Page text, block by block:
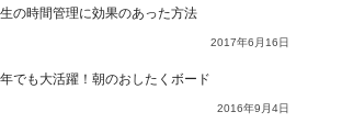
の時間管理に効果のあった方法
2017年6月16日
でも大活躍！朝のおしたくボード
2016年9月4日